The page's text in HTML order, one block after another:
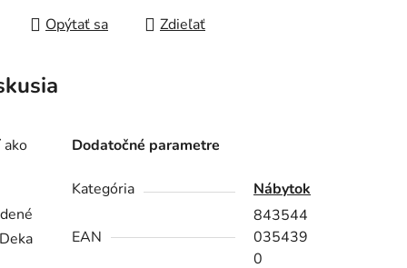
Opýtať sa Zdieľať
ako Dodatočné parametre
Kategória Nábytok
EAN
843544
035439
0